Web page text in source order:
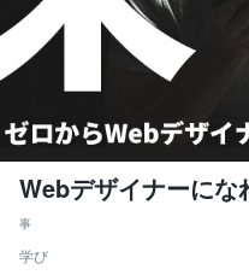
Webデザイナーにな
事
学び